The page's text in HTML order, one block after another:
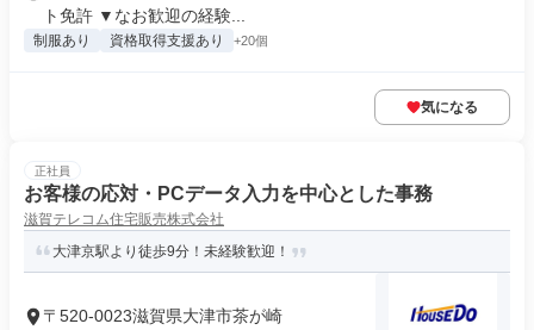
ト免許 ▼なお歓迎の経験...
制服あり 資格取得支援あり +20個
気になる
正社員
お客様の応対・PCデータ入力を中心とした事務
滋賀テレコム住宅販売株式会社
大津京駅より徒歩9分！未経験歓迎！
〒520-0023滋賀県大津市茶が崎